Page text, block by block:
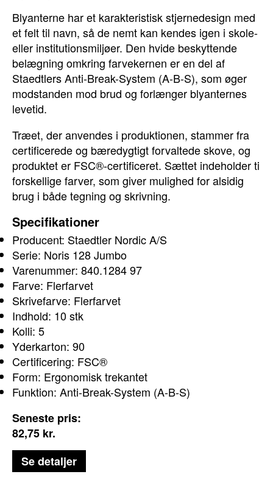
Blyanterne har et karakteristisk stjernedesign med
et felt til navn, så de nemt kan kendes igen i skole-
eller institutionsmiljøer. Den hvide beskyttende
belægning omkring farvekernen er en del af
Staedtlers Anti-Break-System (A-B-S), som øger
modstanden mod brud og forlænger blyanternes
levetid.
Træet, der anvendes i produktionen, stammer fra
certificerede og bæredygtigt forvaltede skove, og
produktet er FSC®-certificeret. Sættet indeholder ti
forskellige farver, som giver mulighed for alsidig
brug i både tegning og skrivning.
Specifikationer
Producent: Staedtler Nordic A/S
Serie: Noris 128 Jumbo
Varenummer: 840.1284 97
Farve: Flerfarvet
Skrivefarve: Flerfarvet
Indhold: 10 stk
Kolli: 5
Yderkarton: 90
Certificering: FSC®
Form: Ergonomisk trekantet
Funktion: Anti-Break-System (A-B-S)
Seneste pris:
82,75 kr.
Se detaljer